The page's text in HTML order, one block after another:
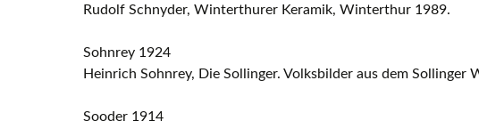
Rudolf Schnyder, Winterthurer Keramik, Winterthur 1989.
Sohnrey 1924
Heinrich Sohnrey, Die Sollinger. Volksbilder aus dem Sollinger
Sooder 1914